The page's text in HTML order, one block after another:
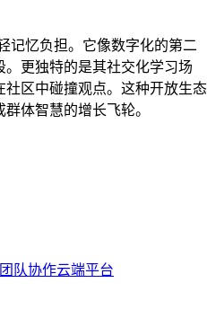
记忆负担。它像数字化的第二
更独特的是其社交化学习场
区中碰撞观点。这种开放生态
体智慧的增长飞轮。
队协作云端平台